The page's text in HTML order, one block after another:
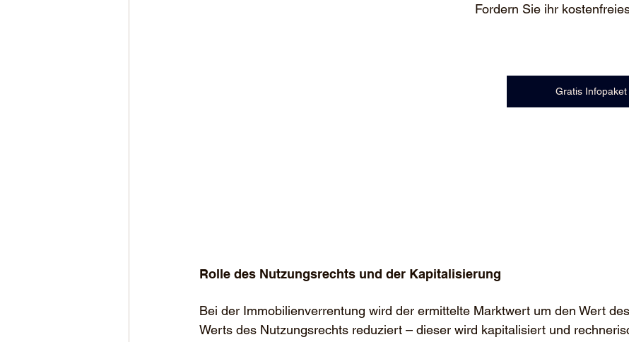
Fordern Sie ihr
Gratis
Rolle des Nutzungsrechts und der Kapitalisierung
Bei der Immobilienverrentung wird der ermittelte Marktwert um den Wert
Werts des Nutzungsrechts reduziert – dieser wird kapitalisiert und